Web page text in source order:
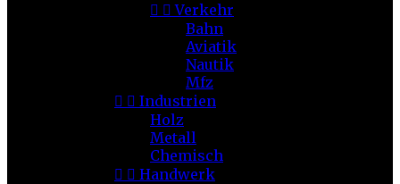
  Verkehr
Bahn
Aviatik
Nautik
Mfz
  Industrien
Holz
Metall
Chemisch
  Handwerk